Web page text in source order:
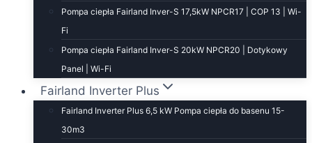
Pompa ciepła Fairland Inver-S 17,5kW NPCR17 | COP 13 | Wi-
Fi
Pompa ciepła Fairland Inver-S 20kW NPCR20 | Dotykowy
Panel | Wi-Fi
Fairland Inverter Plus
Fairland Inverter Plus 6,5 kW Pompa ciepła do basenu 15-
30m3